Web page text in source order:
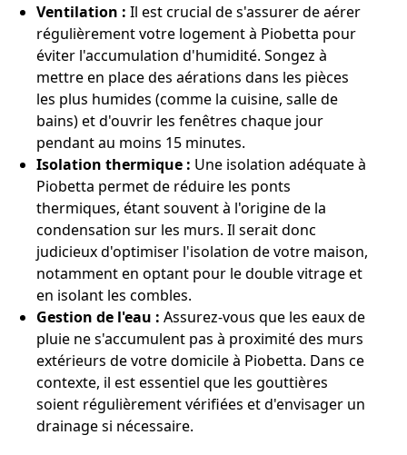
Ventilation : Il est crucial de s'assurer de aérer
régulièrement votre logement à Piobetta pour
éviter l'accumulation d'humidité. Songez à
mettre en place des aérations dans les pièces
les plus humides (comme la cuisine, salle de
bains) et d'ouvrir les fenêtres chaque jour
pendant au moins 15 minutes.
Isolation thermique : Une isolation adéquate à
Piobetta permet de réduire les ponts
thermiques, étant souvent à l'origine de la
condensation sur les murs. Il serait donc
judicieux d'optimiser l'isolation de votre maison,
notamment en optant pour le double vitrage et
en isolant les combles.
Gestion de l'eau : Assurez-vous que les eaux de
pluie ne s'accumulent pas à proximité des murs
extérieurs de votre domicile à Piobetta. Dans ce
contexte, il est essentiel que les gouttières
soient régulièrement vérifiées et d'envisager un
drainage si nécessaire.